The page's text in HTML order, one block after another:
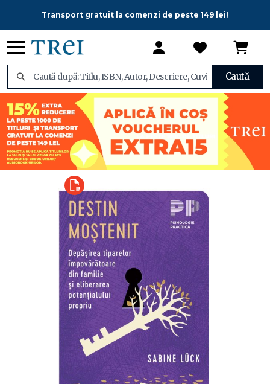
Transport gratuit la comenzi de peste 149 lei!
Caută